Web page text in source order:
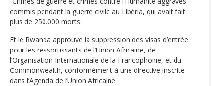
commis pendant la guerre civile au Libéria, qui avait fait
plus de 250.000 morts.
Et le Rwanda approuve la suppression des visas d’entrée
pour les ressortissants de l’Union Africaine, de
l’Organisation Internationale de la Francophonie, et du
Commonwealth, conformément à une directive inscrite
dans l’Agenda de l’Union Africaine.